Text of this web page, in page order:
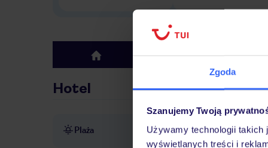
Zgoda
Szanujemy Twoją
Używamy technologii
wyświetlanych treści i
top Hotel
Hotel
Plaża prywatna ręczniki za